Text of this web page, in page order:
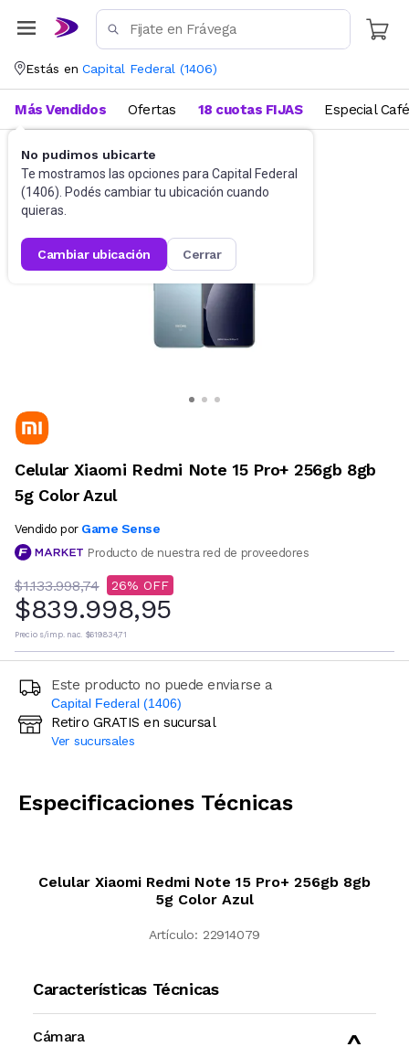
Estás en Capital Federal (1406)
No pudimos ubicarte
Te mostramos las opciones para Capital Federal
(1406). Podés cambiar tu ubicación cuando
quieras.
cambiar ubicación cerrar
Más Vendidos Ofertas 18 cuotas FIJAS Especial Café
Celulares Celulares Liberados
Celular Xiaomi Redmi Note 15 Pro+ 256gb 8gb
5g Color Azul
Vendido por Game Sense
Producto de nuestra red de proveedores
$1.133.998,74 26
$839.998,95
Precio s/imp. nac. $619.834,71
Este producto no puede enviarse a
Capital Federal (1406)
Ingresá código postal (sólo números)
Retiro GRATIS en sucursal
Ver sucursales
Especificaciones Técnicas
Celular Xiaomi Redmi Note 15 Pro+ 256gb 8gb
5g Color Azul
Artículo: 22914079
Características Técnicas
Cámara